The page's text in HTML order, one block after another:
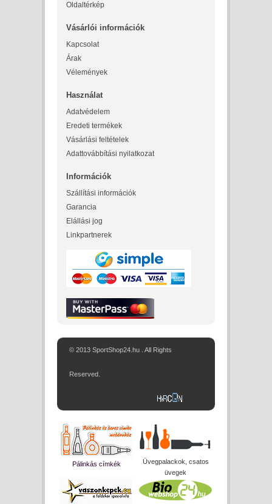
Oldaltérkép
Vásárlói információk
Kapcsolat
Árak
Vélemények
Használat
Adatvédelem
Eredeti termékek
Vásárlási feltételek
Adattovábbítási nyilatkozat
Információk
Szállítási információk
Garancia
Elállási jog
Linkpartnerek
© 2013 SportShop24.hu . All Rights
Reserved.
Pálinkás címkék
Üvegpalackok, csatos
üvegek